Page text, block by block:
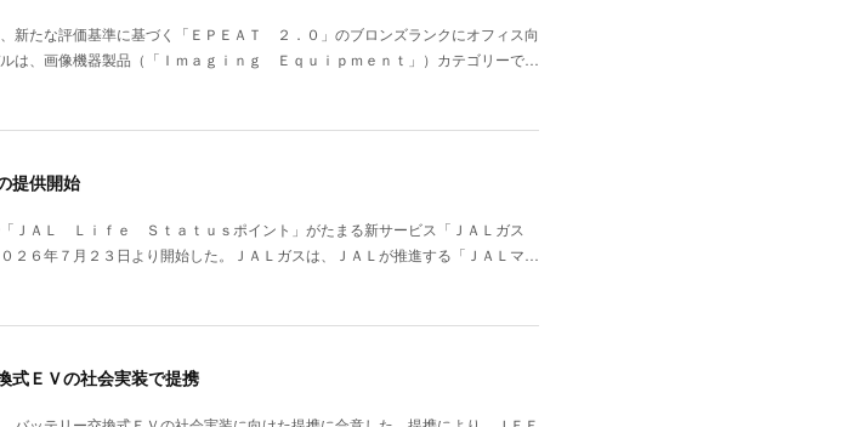
新たな評価基準に基づく「ＥＰＥＡＴ ２．０」のブロンズランクにオフィス向
は、画像機器製品（「Ｉｍａｇｉｎｇ Ｅｑｕｉｐｍｅｎｔ」）カテゴリーで…
提供開始
ＪＡＬ Ｌｉｆｅ Ｓｔａｔｕｓポイント」がたまる新サービス「ＪＡＬガス
６年７月２３日より開始した。ＪＡＬガスは、ＪＡＬが推進する「ＪＡＬマ…
ＥＶの社会実装で提携